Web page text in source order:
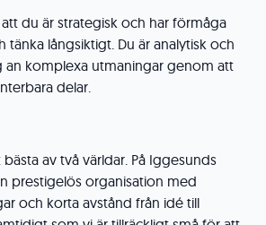
du är strategisk och har förmåga
tänka långsiktigt. Du är analytisk och
an komplexa utmaningar genom att
delar.
av två världar. På Iggesunds
prestigelös organisation med
och korta avstånd från idé till